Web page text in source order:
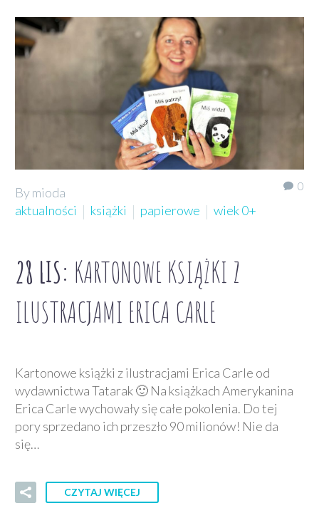
0
By mioda
aktualności
książki papierowe wiek 0+
28 LIS: KARTONOWE KSIĄŻKI Z
ILUSTRACJAMI ERICA CARLE
Kartonowe książki z ilustracjami Erica Carle od
wydawnictwa Tatarak 🙂 Na książkach Amerykanina
Erica Carle wychowały się całe pokolenia. Do tej
pory sprzedano ich przeszło 90 milionów! Nie da
się…
CZYTAJ WIĘCEJ